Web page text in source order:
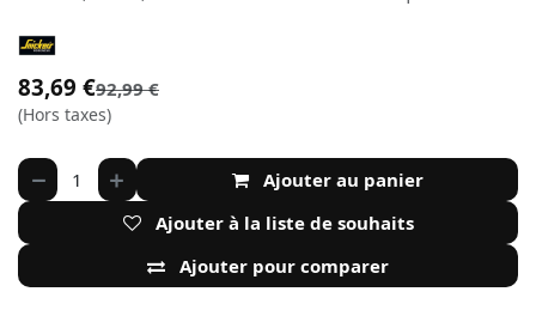
83,69 €92,99€
(Hors taxes)
Ajouter au panier
Ajouter pour comparer
Ajouter à la liste de souhaits